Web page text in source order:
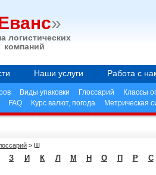
»
логистических
компаний
Наши услуги Работа с
Виды упаковки Глоссарий
Классы
FAQ Курс валют, погода Метрическая
> Ш
З И К Л М Н О П Р С